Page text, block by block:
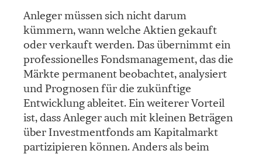
Anleger müssen sich nicht darum
kümmern, wann welche Aktien gekauft
oder verkauft werden. Das übernimmt ein
professionelles Fondsmanagement, das die
Märkte permanent beobachtet, analysiert
und Prognosen für die zukünftige
Entwicklung ableitet. Ein weiterer Vorteil
ist, dass Anleger auch mit kleinen Beträgen
über Investmentfonds am Kapitalmarkt
partizipieren können. Anders als beim